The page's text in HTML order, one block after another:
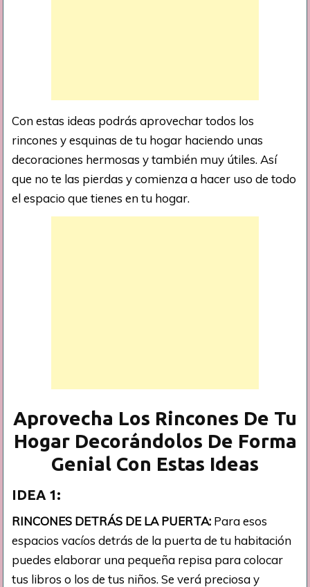
Con estas ideas podrás aprovechar todos los
rincones y esquinas de tu hogar haciendo unas
decoraciones hermosas y también muy útiles. Así
que no te las pierdas y comienza a hacer uso de todo
el espacio que tienes en tu hogar.
Aprovecha Los Rincones De Tu
Hogar Decorándolos De Forma
Genial Con Estas Ideas
IDEA 1:
RINCONES DETRÁS DE LA PUERTA: Para esos
espacios vacíos detrás de la puerta de tu habitación
puedes elaborar una pequeña repisa para colocar
tus libros o los de tus niños. Se verá preciosa y